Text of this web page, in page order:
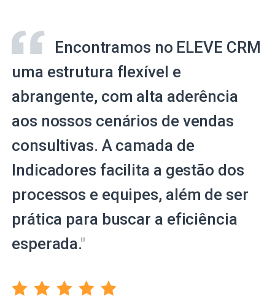
Encontramos no ELEVE CRM
uma estrutura flexível e
abrangente, com alta aderência
aos nossos cenários de vendas
consultivas. A camada de
Indicadores facilita a gestão dos
processos e equipes, além de ser
prática para buscar a eficiência
esperada."